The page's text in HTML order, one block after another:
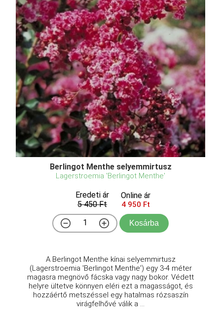
Berlingot Menthe selyemmirtusz
Lagerstroemia 'Berlingot Menthe'
Eredeti ár
5 450 Ft
Online ár
4 950 Ft
Kosárba
A Berlingot Menthe kínai selyemmirtusz
(Lagerstroemia 'Berlingot Menthe') egy 3-4 méter
magasra megnövő fácska vagy nagy bokor. Védett
helyre ültetve könnyen eléri ezt a magasságot, és
hozzáértő metszéssel egy hatalmas rózsaszín
virágfelhővé válik a ...